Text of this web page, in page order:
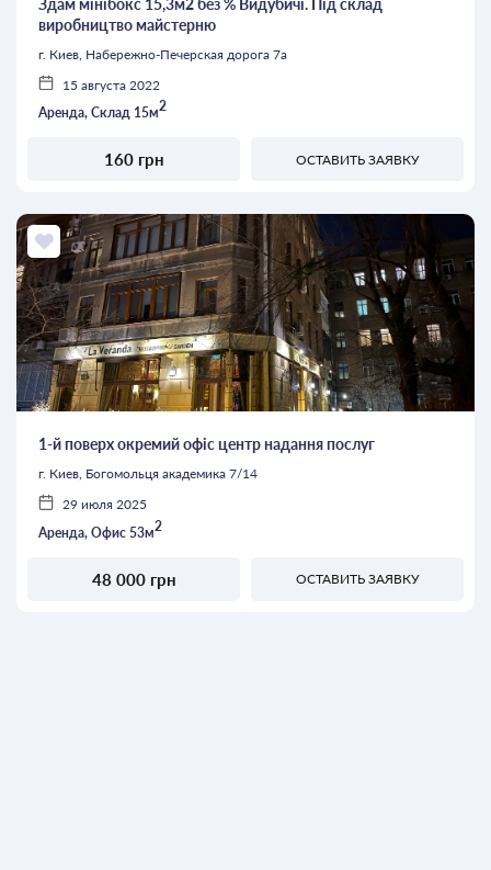
Здам мінібокс 15,3м2 без % Видубичі. Під склад
виробництво майстерню
г. Киев, Набережно-Печерская дорога 7а
15 августа 2022
Аренда, Склад 15м2
160 грн ОСТАВИТЬ ЗАЯВКУ
1-й поверх окремий офіс центр надання послуг
г. Киев, Богомольця академика 7/14
29 июля 2025
Аренда, Офис 53м2
48 000 грн ОСТАВИТЬ ЗАЯВКУ